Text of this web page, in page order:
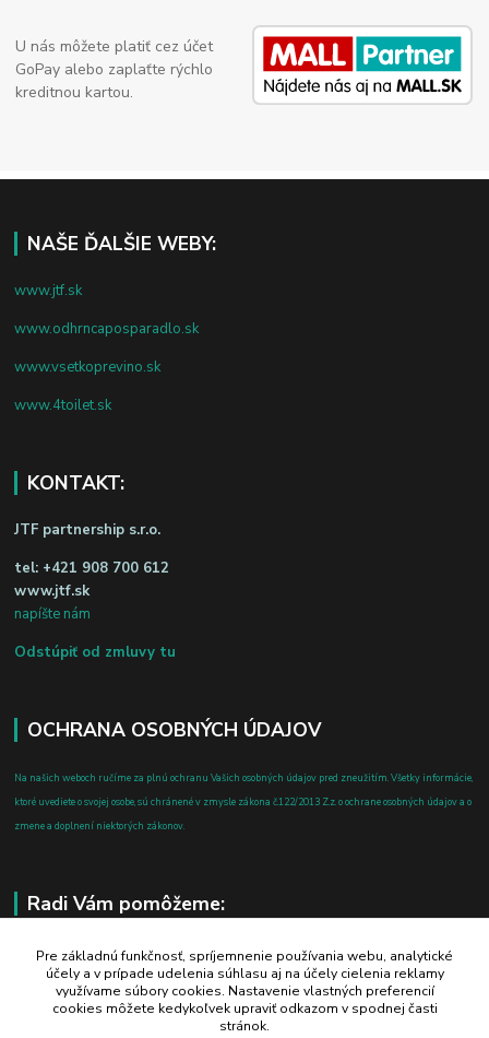
U nás môžete platiť cez účet
GoPay alebo zaplaťte rýchlo
kreditnou kartou.
NAŠE ĎALŠIE WEBY:
www.jtf.sk
www.odhrncaposparadlo.sk
www.vsetkoprevino.sk
www.4toilet.sk
KONTAKT:
JTF partnership s.r.o.
tel: +421 908 700 612
www.jtf.sk
napíšte nám
Odstúpiť od zmluvy tu
OCHRANA OSOBNÝCH ÚDAJOV
Na našich weboch ručíme za plnú ochranu Vašich osobných údajov pred zneužitím. Všetky informácie,
ktoré uvediete o svojej osobe, sú chránené v zmysle zákona č.122/2013 Z.z. o ochrane osobných údajov a o
zmene a doplnení niektorých zákonov.
Radi Vám pomôžeme:
+421 908 700 612
po-pia: 8.00 - 16.00
business@jtf.sk
Pre základnú funkčnosť, spríjemnenie používania webu, analytické
účely a v prípade udelenia súhlasu aj na účely cielenia reklamy
využívame súbory cookies. Nastavenie vlastných preferencií
cookies môžete kedykoľvek upraviť odkazom v spodnej časti
stránok.